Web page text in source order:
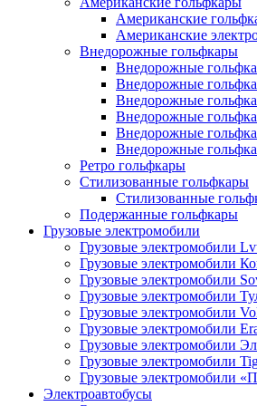
Американские
Американские
Внедорожные гольфкары
Внедорожные
Внедорожные
Внедорожные
Внедорожные
Внедорожные
Внедорожные
Ретро гольфкары
Стилизованные гольфкары
Стилизованные
Подержанные гольфкары
Грузовые электромобили
Грузовые электромобили
Грузовые электромобили
Грузовые электромобили
Грузовые электромобили
Грузовые электромобили
Грузовые электромобили
Грузовые электромобили
Грузовые электромобили
Грузовые электромобили
Электроавтобусы